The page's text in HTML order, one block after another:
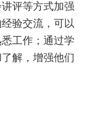
评等方式加强
验交流，可以
工作；通过学
解，增强他们